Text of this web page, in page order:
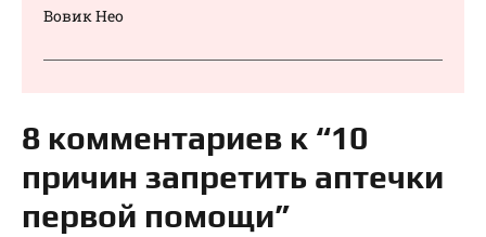
Вовик Нео
8 комментариев к “10
причин запретить аптечки
первой помощи”